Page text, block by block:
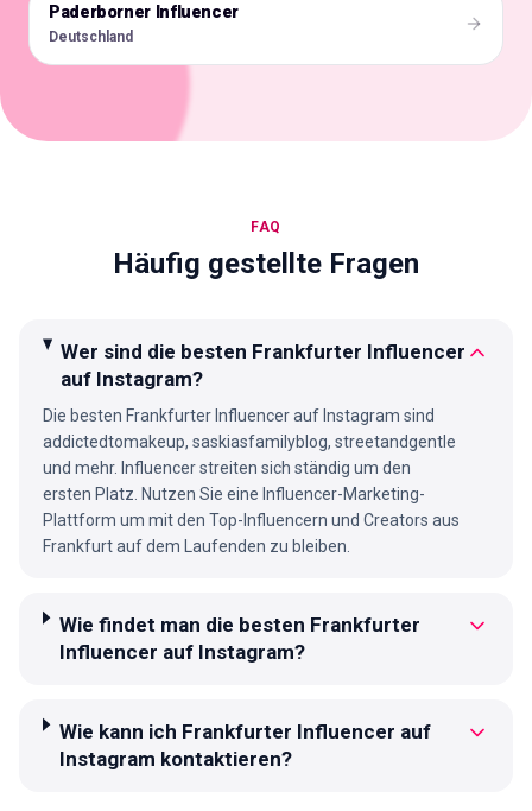
🇩🇪
Paderborner Influencer
Deutschland
FAQ
Häufig gestellte Fragen
Wer sind die besten Frankfurter Influencer
auf Instagram?
Die besten Frankfurter Influencer auf Instagram sind
addictedtomakeup, saskiasfamilyblog, streetandgentle
und mehr. Influencer streiten sich ständig um den
ersten Platz. Nutzen Sie eine Influencer-Marketing-
Plattform um mit den Top-Influencern und Creators aus
Frankfurt auf dem Laufenden zu bleiben.
Wie findet man die besten Frankfurter
Influencer auf Instagram?
Wie kann ich Frankfurter Influencer auf
Instagram kontaktieren?